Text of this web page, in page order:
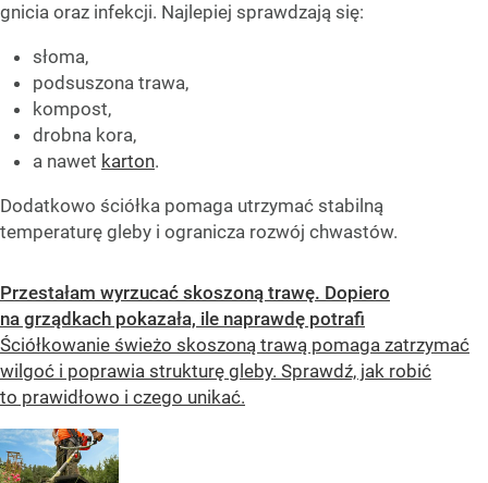
gnicia oraz infekcji. Najlepiej sprawdzają się:
słoma,
podsuszona trawa,
kompost,
drobna kora,
a nawet karton.
Dodatkowo ściółka pomaga utrzymać stabilną
temperaturę gleby i ogranicza rozwój chwastów.
Przestałam wyrzucać skoszoną trawę. Dopiero
na grządkach pokazała, ile naprawdę potrafi
Ściółkowanie świeżo skoszoną trawą pomaga zatrzymać
wilgoć i poprawia strukturę gleby. Sprawdź, jak robić
to prawidłowo i czego unikać.